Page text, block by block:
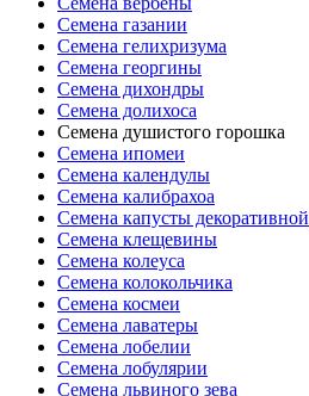
Семена газании
Семена гелихризума
Семена георгины
Семена дихондры
Семена долихоса
Семена душистого горошка
Семена ипомеи
Семена календулы
Семена калибрахоа
Семена капусты декоративной
Семена клещевины
Семена колеуса
Семена колокольчика
Семена космеи
Семена лаватеры
Семена лобелии
Семена лобулярии
Семена львиного зева